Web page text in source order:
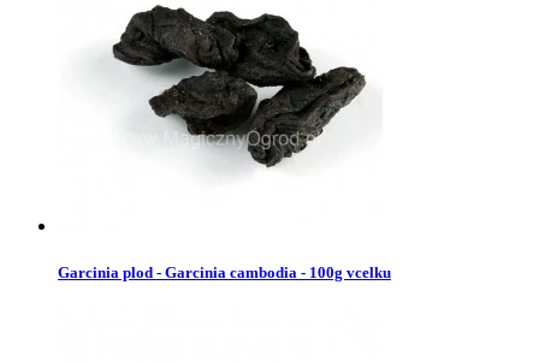
Garcinia plod - Garcinia cambodia - 100g vcelku